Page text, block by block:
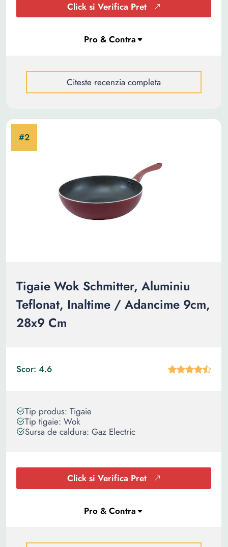
Click si Verifica Pret
Citeste recenzia completa
Tigaie Wok Schmitter, Aluminiu
Teflonat, Inaltime / Adancime 9cm,
28x9 Cm
Scor: 4.6
Tip produs: Tigaie
Tip tigaie: Wok
Sursa de caldura: Gaz Electric
Click si Verifica Pret